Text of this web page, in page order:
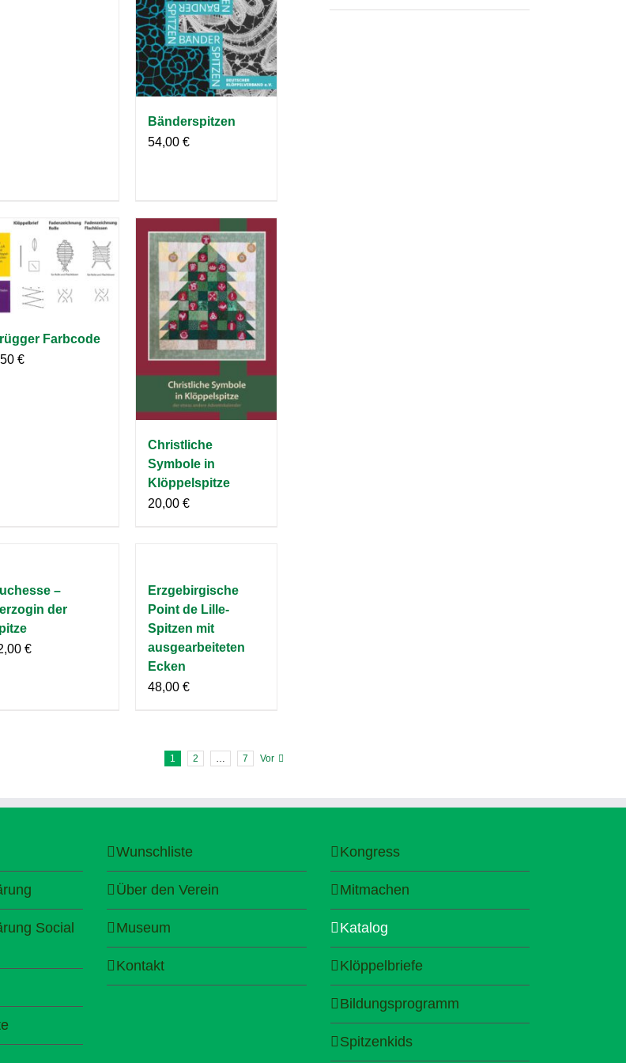
Bänderspitzen
54,00 €
Farbcode
€
Christliche
Symbole in
Klöppelspitze
20,00 €
–
der
€
Erzgebirgische
Point de Lille-
Spitzen mit
ausgearbeiteten
Ecken
48,00 €
1 2 … 7 Vor
Social
Wunschliste
Über den Verein
Museum
Kontakt
Kongress
Mitmachen
Katalog
Klöppelbriefe
Bildungsprogramm
Spitzenkids